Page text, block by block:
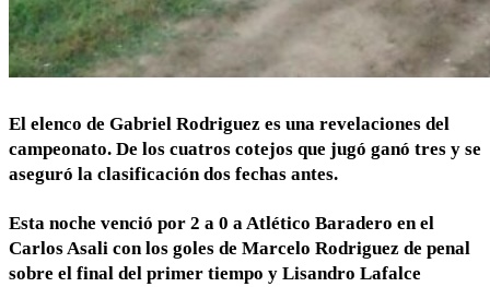
El elenco de Gabriel Rodriguez es una revelaciones del
campeonato. De los cuatros cotejos que jugó ganó tres y se
aseguró la clasificación dos fechas antes.
Esta noche venció por 2 a 0 a Atlético Baradero en el
Carlos Asali con los goles de Marcelo Rodriguez de penal
sobre el final del primer tiempo y Lisandro Lafalce